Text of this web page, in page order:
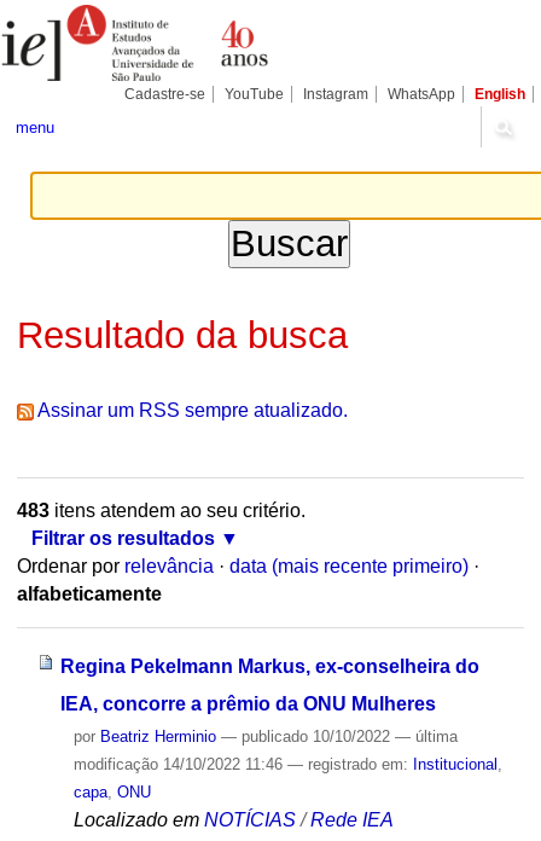
para
conteúdo.
Pessoais
Cadastre-se YouTube Instagram WhatsApp English
menu
Resultado da busca
Assinar um RSS sempre atualizado.
483itens atendem ao seu critério.
Filtrar os resultados
Ordenar por relevância · data (mais recente primeiro) ·
alfabeticamente
Regina Pekelmann Markus, ex-conselheira do
IEA, concorre a prêmio da ONU Mulheres
por Beatriz Herminio — publicado10/10/2022 — última
modificação14/10/2022 11:46 — registrado em: Institucional
capa, ONU
Localizado em NOTÍCIAS /Rede IEA